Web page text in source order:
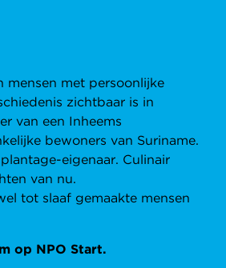
mensen met persoonlijke
zichtbaar is in
van een Inheems
bewoners van Suriname.
eigenaar. Culinair
van nu.
tot slaaf gemaakte mensen
op NPO Start.